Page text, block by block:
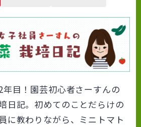
目！園芸初心者さーすんの
日記。初めてのことだらけの
に教わりながら、ミニトマト